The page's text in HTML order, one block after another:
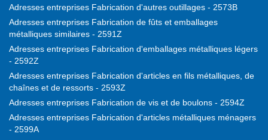
Adresses entreprises Fabrication d'autres outillages - 2573B
Adresses entreprises Fabrication de fûts et emballages
métalliques similaires - 2591Z
Adresses entreprises Fabrication d'emballages métalliques légers
- 2592Z
Adresses entreprises Fabrication d'articles en fils métalliques, de
chaînes et de ressorts - 2593Z
Adresses entreprises Fabrication de vis et de boulons - 2594Z
Adresses entreprises Fabrication d'articles métalliques ménagers
- 2599A